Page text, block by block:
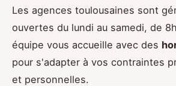
Les agences toulousaines sont
ouvertes du lundi au samedi, de
équipe vous accueille avec des
pour s'adapter à vos contraintes
et personnelles.